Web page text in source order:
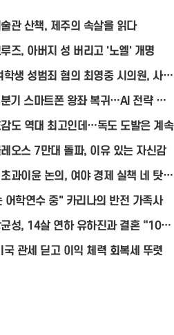
관 산책, 제주의 속살을 읽다
즈, 아버지 성 버리고 '노엘' 개명
학생 성범죄 혐의 최영중 시의원, 사무
압수수색
기 스마트폰 왕좌 복귀…AI 전략 통
도 역대 최고인데…독도 도발은 계속
오스 7만대 돌파, 이유 있는 자신감
과이윤 논의, 여야 경제 실책 네 탓
어학연수 중" 카리나의 반전 가족사
성, 14살 연하 유하진과 결혼 “10월
식”
국 관세 딛고 이익 체력 회복세 뚜렷